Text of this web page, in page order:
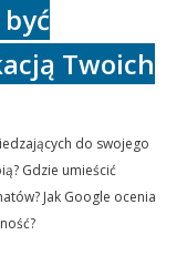
Twoich
do swojego
Gdzie umieścić
Jak Google ocenia